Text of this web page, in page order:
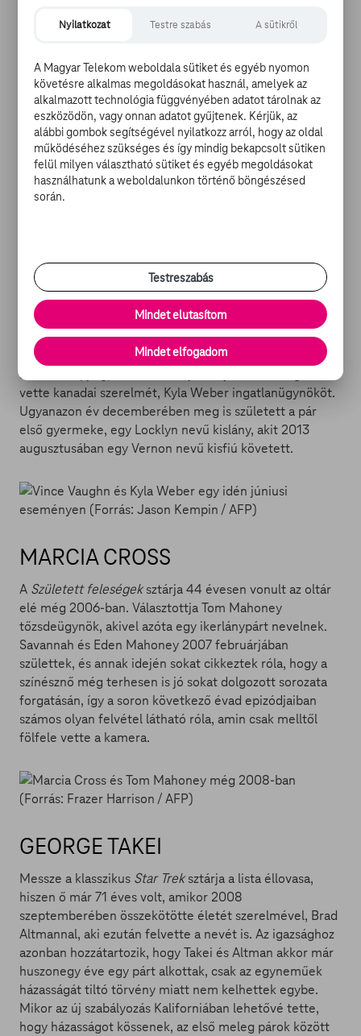
ELIZABETH HURLEY
Az angol szépség is elmúlt már 41, mikor 2007
márciusában házasságot kötött az indiai textilkirállyal,
Arun Nayarral. A románcnak sajnos az ő esetükben is
hamar befellegzett: Hurley és Nayar válását 2011
júniusában mondták ki. A nászt nem kísérte
gyermekáldás sem: a színésznő 13 éves fiának, Damian
Charles Hurley-nek nem az indiai üzletember az
édesapja, hanem Hurley egy korábbi élettársa.
VINCE VAUGHN
Vince Vaughn csak egy kis csalással fér fel a listára,
hiszen még két hónap hátra volt negyvenedik
születésnapjáig, amikor 2010 januárjában feleségül
vette kanadai szerelmét, Kyla Weber ingatlanügynököt.
Ugyanazon év decemberében meg is született a pár
első gyermeke, egy Locklyn nevű kislány, akit 2013
augusztusában egy Vernon nevű kisfiú követett.
MARCIA CROSS
A Született feleségeksztárja 44 évesen vonult az oltár
elé még 2006-ban. Választottja Tom Mahoney
tőzsdeügynök, akivel azóta egy ikerlánypárt nevelnek.
Savannah és Eden Mahoney 2007 februárjában
születtek, és annak idején sokat cikkeztek róla, hogy a
színésznő még terhesen is jó sokat dolgozott sorozata
forgatásán, így a soron következő évad epizódjaiban
számos olyan felvétel látható róla, amin csak melltől
fölfele vette a kamera.
GEORGE TAKEI
Messze a klasszikus Star Treksztárja a lista éllovasa,
hiszen ő már 71 éves volt, amikor 2008
szeptemberében összekötötte életét szerelmével, Brad
Altmannal, aki ezután felvette a nevét is. Az igazsághoz
azonban hozzátartozik, hogy Takei és Altman akkor már
huszonegy éve egy párt alkottak, csak az egyneműek
házasságát tiltó törvény miatt nem kelhettek egybe.
Mikor az új szabályozás Kaliforniában lehetővé tette,
hogy házasságot kössenek, az első meleg párok között
Nyilatkozat Testre szabás A sütikről
A Magyar Telekom weboldala sütiket és egyéb nyomon
követésre alkalmas megoldásokat használ, amelyek az
alkalmazott technológia függvényében adatot tárolnak az
eszközödön, vagy onnan adatot gyűjtenek. Kérjük, az
alábbi gombok segítségével nyilatkozz arról, hogy az oldal
működéséhez szükséges és így mindig bekapcsolt sütiken
felül milyen választható sütiket és egyéb megoldásokat
használhatunk a weboldalunkon történő böngészésed
során.
Testreszabás
Mindet elutasítom
Mindet elfogadom